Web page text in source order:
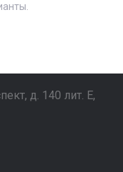
д. 140 лит. Е,